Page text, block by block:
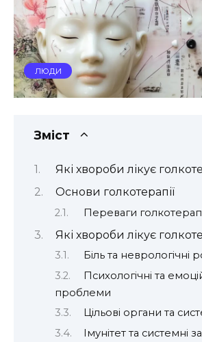
ЛЮДИ
Зміст
Які хвороби лікує
Основи голкотерапії
Переваги
Які хвороби лікує
Біль та неврологічні
Психологічні та
проблеми
Цільові органи та
Імунітет та системні